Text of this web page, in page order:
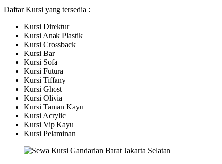
Daftar Kursi yang tersedia :
Kursi Direktur
Kursi Anak Plastik
Kursi Crossback
Kursi Bar
Kursi Sofa
Kursi Futura
Kursi Tiffany
Kursi Ghost
Kursi Olivia
Kursi Taman Kayu
Kursi Acrylic
Kursi Vip Kayu
Kursi Pelaminan